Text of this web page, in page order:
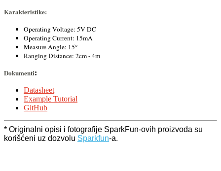
Karakteristike:
Operating Voltage: 5V DC
Operating Current: 15mA
Measure Angle: 15°
Ranging Distance: 2cm - 4m
Dokumenti:
Datasheet
Example Tutorial
GitHub
* Originalni opisi i fotografije SparkFun-ovih proizvoda su
korišćeni uz dozvolu Sparkfun-a.